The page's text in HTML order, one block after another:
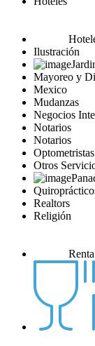
Ilustración
Mayoreo y
Mexico
Mudanzas
Negocios
Notarios
Notarios
Optometristas
Otros
Realtors
Religión